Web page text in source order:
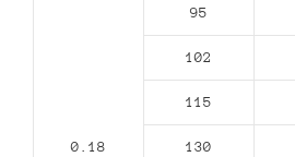
0.18
95
102
115
130